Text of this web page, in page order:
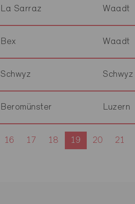
La Sarraz Waadt
Bex Waadt
Schwyz Schwyz
Beromünster Luzern
16 17 18 19 20 21